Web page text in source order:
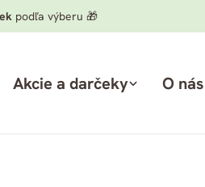
podľa výberu 🎁
Akcie a darčeky O nás